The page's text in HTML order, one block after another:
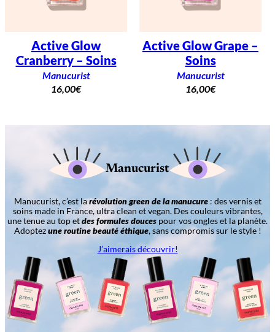
Active Glow
Cranberry – Soins
Manucurist
16,00€
Active Glow Grape –
Soins
Manucurist
16,00€
Manucurist
Manucurist, c’est larévolution green de la manucure: des vernis et
soins made in France, ultra clean et vegan. Des couleurs vibrantes,
une tenue au top etdes formules douces pour vos ongles et la planète.
Adoptezune routine beauté éthique, sans compromis sur le style !
J’aimerais découvrir!